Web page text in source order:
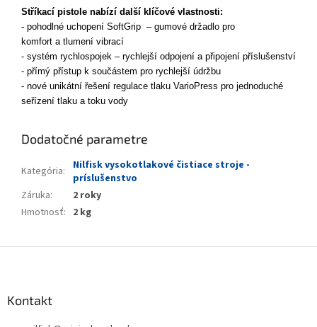
Stříkací pistole nabízí další klíčové vlastnosti:
- pohodlné uchopení SoftGrip – gumové držadlo pro
komfort a tlumení vibrací
- systém rychlospojek – rychlejší odpojení a připojení příslušenství
- přímý přístup k součástem pro rychlejší údržbu
- nové unikátní řešení regulace tlaku VarioPress pro jednoduché
seřízení tlaku a toku vody
Dodatočné parametre
Kategória:
Nilfisk vysokotlakové čistiace stroje -
príslušenstvo
Záruka:
2 roky
Hmotnosť: 2 kg
Kontakt